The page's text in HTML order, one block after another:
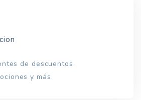
de descuentos,
y más.